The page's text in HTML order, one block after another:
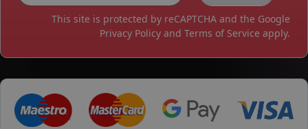
This site is protected by reCAPTCHA and the Google
Privacy Policy and Terms of Service apply.